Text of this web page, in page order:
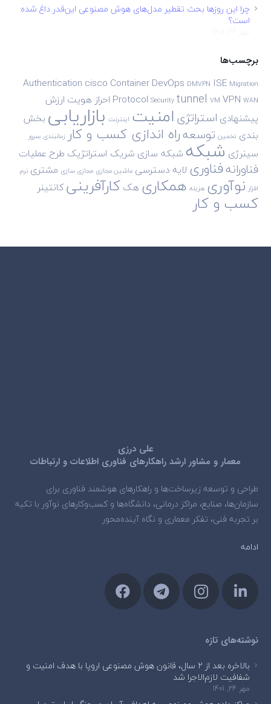
چرا این روزها بحث تقطیر مدل‌های هوش مصنوعی این‌قدر داغ شده
است؟
برچسب‌ها
Authentication cisco ContainerDevOps DMVPN ISE Migration
Protocol Security tunnel VM VPN WAN احراز هویت ارزش
پیشنهادی استراتژی امنیت اینترنت بازاریابیبخش
بندی تخمین توسعهراه اندازی کسب و کار زمانبندی سرور
سینرژی شبکه شبکه سازی شریک استراتژیک طرح عملیات
فناورانهفناوری لایه دسترسی ماشین مجازی مجازی سازی مشتری نرم
افزار نوآوری هزینه همکاری هککارآفرینیکانتینر
کسب و کار
علی درزی
معمار و مشاور ارشد راهکارهای فناوری اطلاعات و ارتباطات
طراحی و توسعه زیرساخت‌ها و راهکارهای هوشمند فناوری برای
سازمان‌ها، صنایع، مراکز درمانی، دانشگاه‌ها و کسب‌وکارهای نوآور با تکیه
بر تجربه فنی، تفکر معماری و نگاه آینده‌محور
ادامه
نوشته‌های تازه
بالاخره بعد از ۲ سال، قانون هوش مصنوعی اروپا با هدف امنیت و
شفافیت لازم‌الاجرا شد
مهر 24, 1401